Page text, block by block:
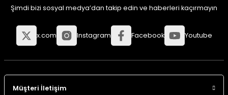
Şimdi bizi sosyal medya’dan takip edin ve haberleri kaçırmayın
x.com Instagram Facebook Youtube
Müşteri İletişim